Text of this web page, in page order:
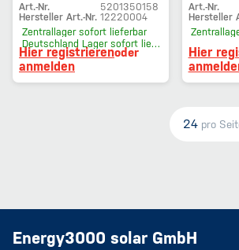
Art.-Nr.
5201350158
Hersteller Art.-Nr. 12220004
Zentrallager sofort lieferbar
Deutschland Lager sofort lieferbar
Hier registrierenoder
anmelden
Art.-Nr.
Hersteller
Hier
24 pro
Energy3000 solar GmbH